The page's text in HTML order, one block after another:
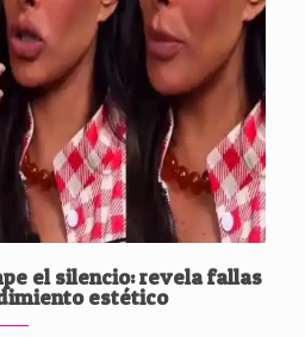
el silencio: revela fallas
estético